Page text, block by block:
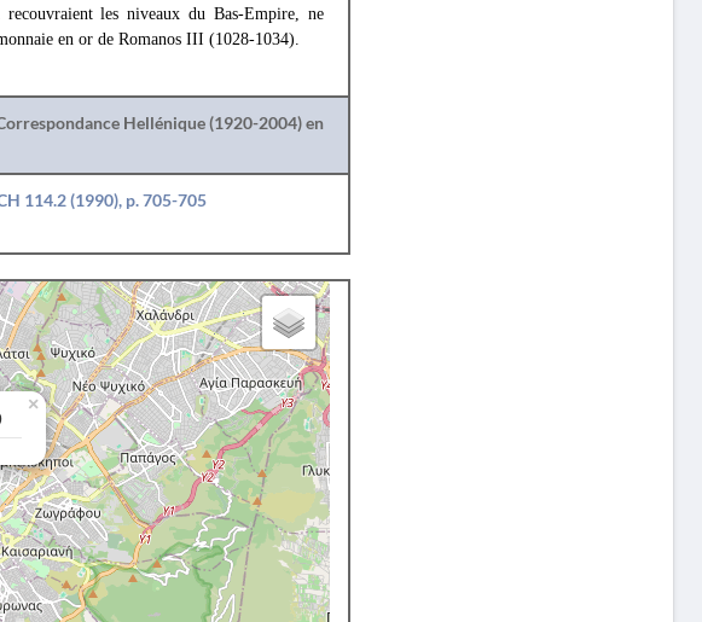
les niveaux du Bas-Empire, ne
en or de Romanos III (1028-1034).
Hellénique (1920-2004) en
114.2 (1990), p. 705-705
×